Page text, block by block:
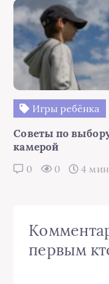
Игры ребёнка
Советы по
камерой
0 0 4
первым